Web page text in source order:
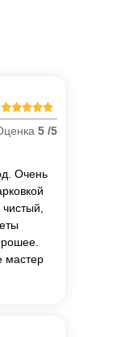
5 /5
Очень
мастер